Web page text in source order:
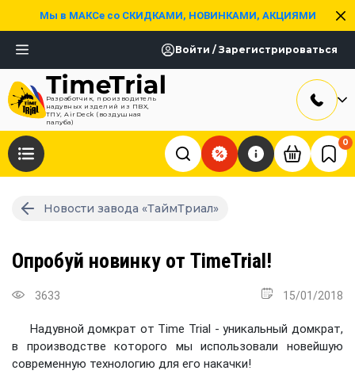
Мы в МАКСе со СКИДКАМИ, НОВИНКАМИ, АКЦИЯМИ
Войти / Зарегистрироваться
Разработчик, производитель
надувных изделий из ПВХ,
ТПУ, AirDeck (воздушная
палуба)
0
Новости завода «ТаймТриал»
Опробуй новинку от TimeTrial!
3633 15/01/2018
Надувной домкрат от Time Trial - уникальный домкрат,
в производстве которого мы использовали новейшую
современную технологию для его накачки!